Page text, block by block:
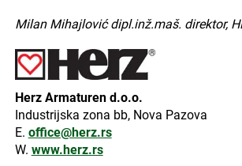
Milan Mihajlović dipl.inž.maš. direktor,
Herz Armaturen d.o.o.
Industrijska zona bb, Nova Pazova
E. office@herz.rs
W. www.herz.rs